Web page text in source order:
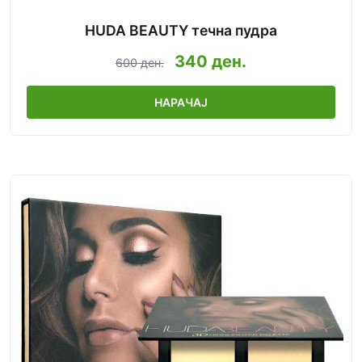
HUDA BEAUTY течна пудра
600 ден. 340 ден.
НАРАЧАЈ